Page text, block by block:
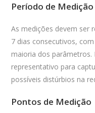
Período de Medição
As medições devem ser
7 dias consecutivos,
maioria dos parâmetros.
representativo para
possíveis distúrbios na
Pontos de Medição